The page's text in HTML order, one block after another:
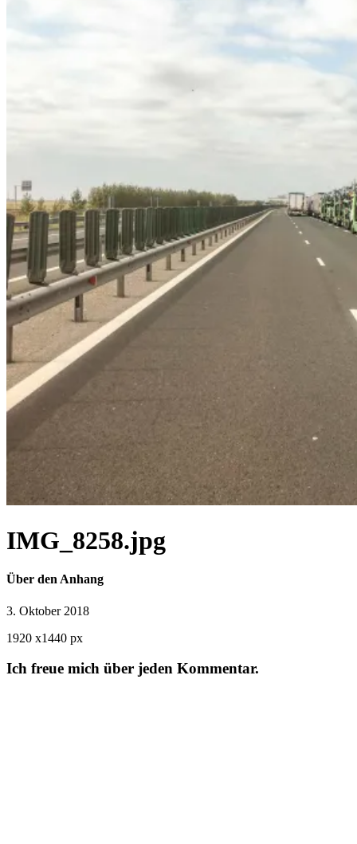
IMG_8258.jpg
Über den Anhang
3. Oktober 2018
1920 x1440 px
Ich freue mich über jeden Kommentar.